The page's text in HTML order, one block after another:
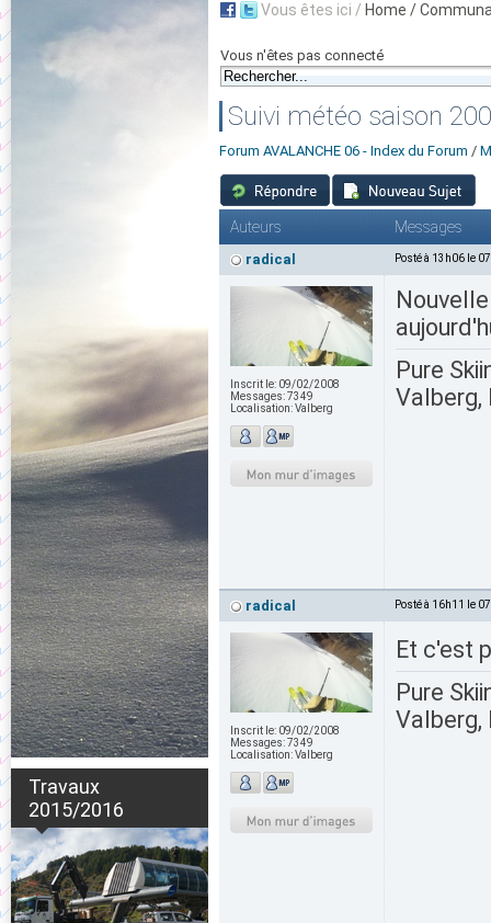
Travaux
2015/2016
Vous êtes ici / Home /
Vous n'êtes pas connecté
Suivi météo saison
Forum AVALANCHE 06 - Index du Forum /
Auteurs Messages
radical Posté à 13h06 le
Inscrit le: 09/02/2008
Messages:7349
Localisation:Valberg
Pure
Valberg,
radical Posté à 16h11 le
Inscrit le: 09/02/2008
Messages:7349
Localisation:Valberg
Et c'est
Pure
Valberg,